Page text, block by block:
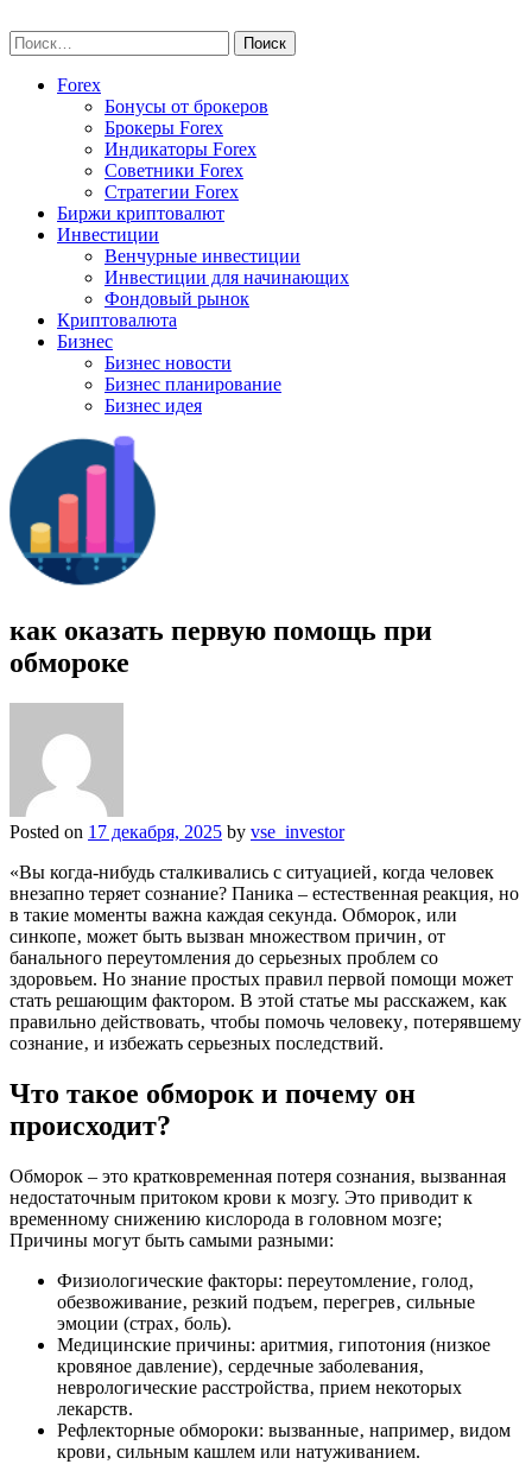
to
content
Найти:
Forex
Бонусы от брокеров
Брокеры Forex
Индикаторы Forex
Советники Forex
Стратегии Forex
Биржи криптовалют
Инвестиции
Венчурные инвестиции
Инвестиции для начинающих
Фондовый рынок
Криптовалюта
Бизнес
Бизнес новости
Бизнес планирование
Бизнес идея
как оказать первую помощь при
обмороке
Posted on 17 декабря, 2025 by vse_investor
«Вы когда-нибудь сталкивались с ситуацией‚ когда человек
внезапно теряет сознание? Паника – естественная реакция‚ но
в такие моменты важна каждая секунда. Обморок‚ или
синкопе‚ может быть вызван множеством причин‚ от
банального переутомления до серьезных проблем со
здоровьем. Но знание простых правил первой помощи может
стать решающим фактором. В этой статье мы расскажем‚ как
правильно действовать‚ чтобы помочь человеку‚ потерявшему
сознание‚ и избежать серьезных последствий.
Что такое обморок и почему он
происходит?
Обморок – это кратковременная потеря сознания‚ вызванная
недостаточным притоком крови к мозгу. Это приводит к
временному снижению кислорода в головном мозге;
Причины могут быть самыми разными:
Физиологические факторы: переутомление‚ голод‚
обезвоживание‚ резкий подъем‚ перегрев‚ сильные
эмоции (страх‚ боль).
Медицинские причины: аритмия‚ гипотония (низкое
кровяное давление)‚ сердечные заболевания‚
неврологические расстройства‚ прием некоторых
лекарств.
Рефлекторные обмороки: вызванные‚ например‚ видом
крови‚ сильным кашлем или натуживанием.